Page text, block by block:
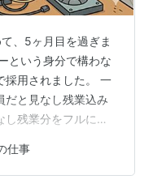
、5ヶ月目を過ぎま
という身分で構わな
採用されました。 一
だと見なし残業込み
残業分をフルに働
つがつ働く意欲も体
くると早かれ遅かれ
仕事